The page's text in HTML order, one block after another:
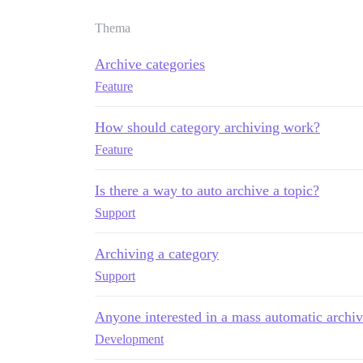
Thema
Archive categories
Feature
How should category archiving work?
Feature
Is there a way to auto archive a topic?
Support
Archiving a category
Support
Anyone interested in a mass automatic
Development